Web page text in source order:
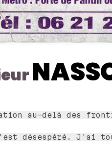
au-delà des
désespéré. J'ai